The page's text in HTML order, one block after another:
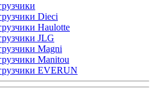
Dieci
Haulotte
JLG
Magni
Manitou
EVERUN